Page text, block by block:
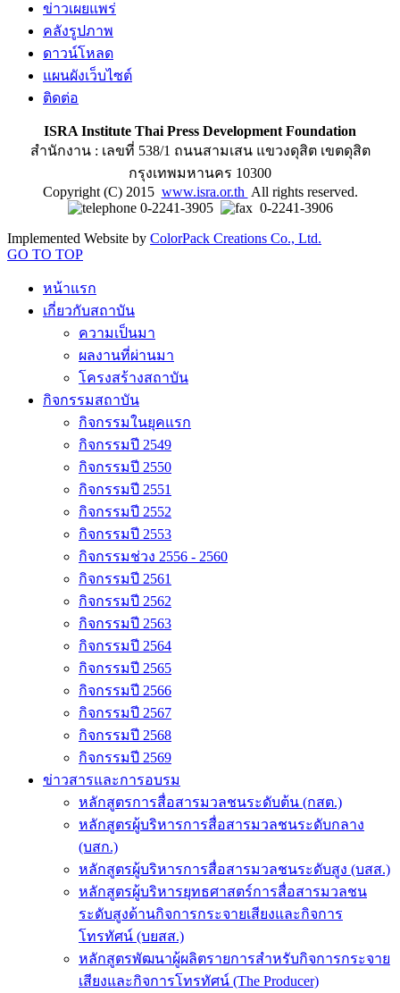
ข่าวเผยแพร่
คลังรูปภาพ
ดาวน์โหลด
แผนผังเว็บไซต์
ติดต่อ
ISRA Institute Thai Press Development Foundation
สำนักงาน : เลขที่ 538/1 ถนนสามเสน แขวงดุสิต เขตดุสิต
กรุงเทพมหานคร 10300
Copyright (C) 2015 www.isra.or.th All rights reserved.
0-2241-3905
0-2241-3906
Implemented Website by ColorPack Creations Co., Ltd.
GO TO TOP
หน้าแรก
เกี่ยวกับสถาบัน
ความเป็นมา
ผลงานที่ผ่านมา
โครงสร้างสถาบัน
กิจกรรมสถาบัน
กิจกรรมในยุคแรก
กิจกรรมปี 2549
กิจกรรมปี 2550
กิจกรรมปี 2551
กิจกรรมปี 2552
กิจกรรมปี 2553
กิจกรรมช่วง 2556 - 2560
กิจกรรมปี 2561
กิจกรรมปี 2562
กิจกรรมปี 2563
กิจกรรมปี 2564
กิจกรรมปี 2565
กิจกรรมปี 2566
กิจกรรมปี 2567
กิจกรรมปี 2568
กิจกรรมปี 2569
ข่าวสารและการอบรม
หลักสูตรการสื่อสารมวลชนระดับต้น (กสต.)
หลักสูตรผู้บริหารการสื่อสารมวลชนระดับกลาง
(บสก.)
หลักสูตรผู้บริหารการสื่อสารมวลชนระดับสูง (บสส.)
หลักสูตรผู้บริหารยุทธศาสตร์การสื่อสารมวลชน
ระดับสูงด้านกิจการกระจายเสียงและกิจการ
โทรทัศน์ (บยสส.)
หลักสูตรพัฒนาผู้ผลิตรายการสำหรับกิจการกระจาย
เสียงและกิจการโทรทัศน์ (The Producer)